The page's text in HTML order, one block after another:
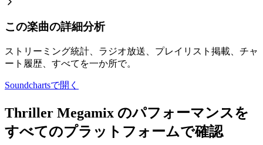
この楽曲の詳細分析
ストリーミング統計、ラジオ放送、プレイリスト掲載、チャ
ート履歴、すべてを一か所で。
Soundchartsで開く
Thriller Megamix のパフォーマンスを
すべてのプラットフォームで確認